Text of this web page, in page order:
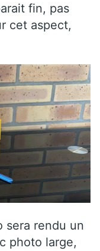
fin, pas
cet aspect,
sera rendu un
photo large,